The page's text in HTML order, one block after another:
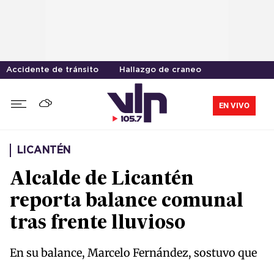
Accidente de tránsito Hallazgo de craneo
EN VIVO
LICANTÉN
Alcalde de Licantén
reporta balance comunal
tras frente lluvioso
En su balance, Marcelo Fernández, sostuvo que